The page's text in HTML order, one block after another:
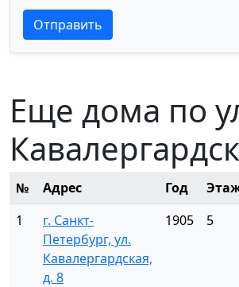
Текст отзыва
Текст отзыва
Отправить
Еще дома по
№ Адрес Год
1
г. Санкт-
Петербург, ул.
Кавалергардская,
д. 8
1905 5